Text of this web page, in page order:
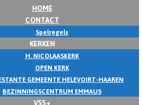
HOME
CONTACT
Spelregels
KERKEN
H. NICOLAASKERK
OPEN KERK
GEMEENTE HELEVOIRT-HAAREN
BEZINNINGSCENTRUM EMMAUS